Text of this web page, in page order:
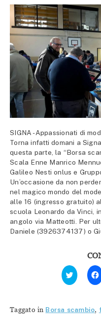
SIGNA -Appassionati di
Torna infatti domani a
questa parte, la “Borsa
Scala Enne Manrico
Galileo Nesti onlus e
Un’occasione da non
nel magico mondo del
alle 16 (ingresso gratuito)
scuola Leonardo da Vinci,
angolo via Matteotti. Per
Daniele (3926374137) o
Fai
clic
qui
Twitter
(Si
Taggato in Borsa scambio,